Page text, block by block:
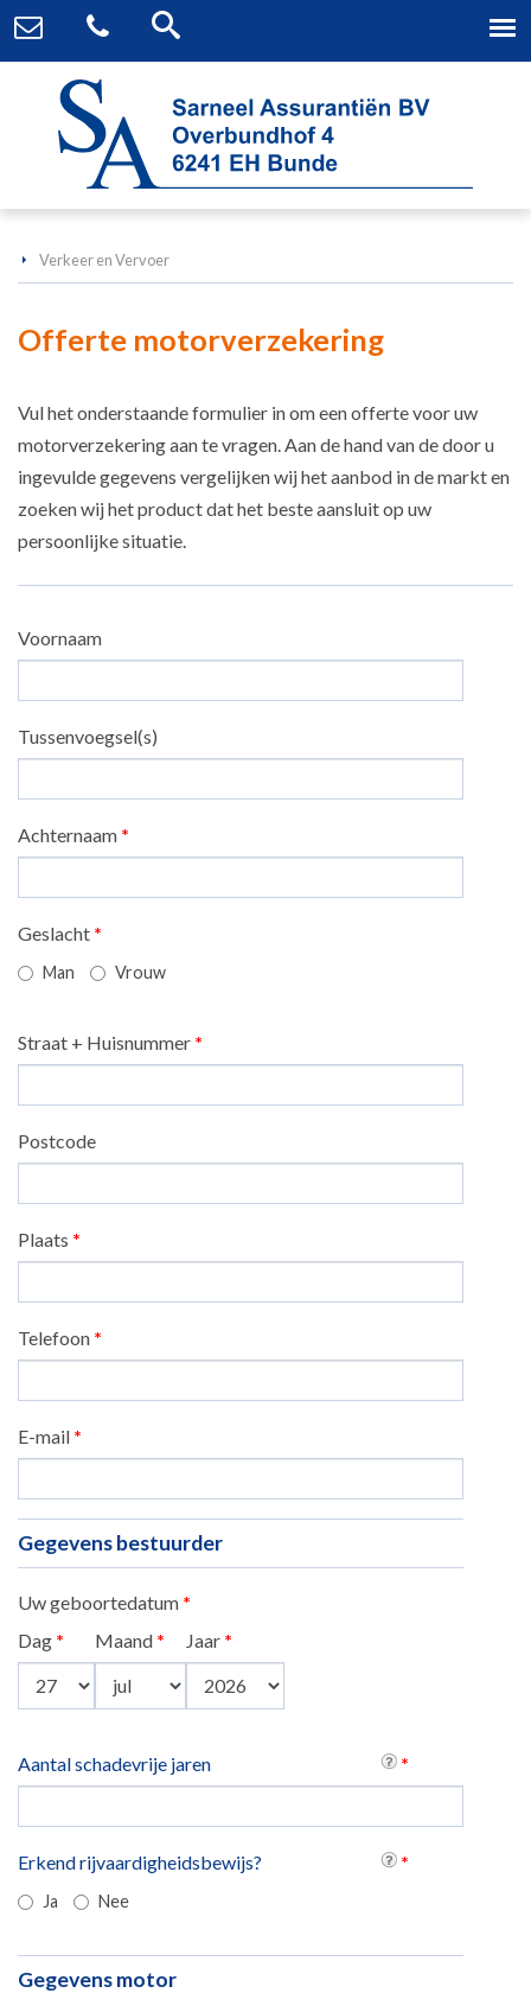
Verkeer en Vervoer
Offerte motorverzekering
Vul het onderstaande formulier in om een offerte voor uw
motorverzekering aan te vragen. Aan de hand van de door u
ingevulde gegevens vergelijken wij het aanbod in de markt en
zoeken wij het product dat het beste aansluit op uw
persoonlijke situatie.
Voornaam
Tussenvoegsel(s)
Achternaam *
Geslacht *
Man Vrouw
Straat + Huisnummer *
Postcode
Plaats *
Telefoon *
E-mail *
Gegevens bestuurder
Uw geboortedatum *
Dag * Maand * Jaar *
Aantal schadevrije jaren *
Erkend rijvaardigheidsbewijs? *
Ja Nee
Gegevens motor